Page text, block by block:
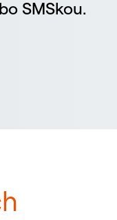
SMSkou.